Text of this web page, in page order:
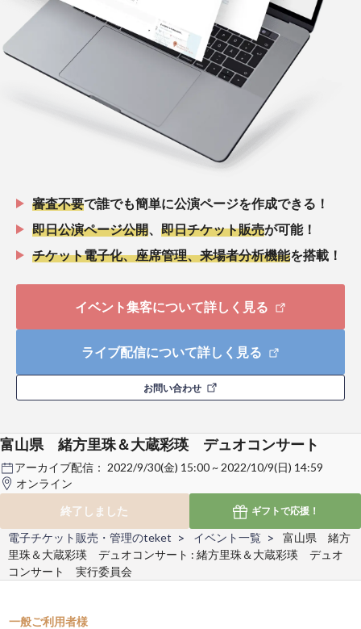
審査不要で誰でも簡単に公演ページを作成できる！
即日公演ページ公開
即日チケット販売が可能！
チケット電子化、座席管理、来場者分析機能を搭載！
イベント集客について詳しく見る
ライブ配信について詳しく見る
お問い合わせ
富山県 緒方里珠＆大蔵彩瑛 デュオコンサート
アーカイブ配信： 2022/9/30(金) 15:00 ~ 2022/10/9(日) 14:59
オンライン
終了しました
ギフトで応援！
電子チケット販売・管理のteket イベント一覧
富山県 緒方
里珠＆大蔵彩瑛 デュオコンサート : 緒方里珠＆大蔵彩瑛 デュオ
コンサート 実行委員会
一般ご利用者様